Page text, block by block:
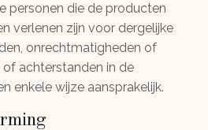
personen die de producten
verlenen zijn voor dergelijke
onrechtmatigheden of
achterstanden in de
enkele wijze aansprakelijk.